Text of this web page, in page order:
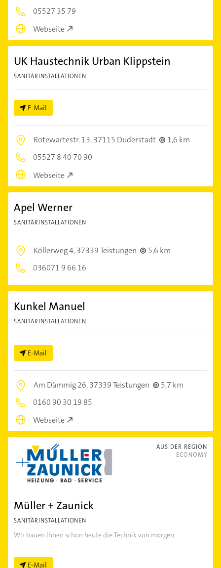
05527 35 79
Webseite
UK Haustechnik Urban Klippstein
SANITÄRINSTALLATIONEN
E-Mail
Rotewartestr. 13,37115 Duderstadt
1,6 km
05527 8 40 70 90
Webseite
Apel Werner
SANITÄRINSTALLATIONEN
Köllerweg 4,37339 Teistungen
5,6 km
036071 9 66 16
Kunkel Manuel
SANITÄRINSTALLATIONEN
E-Mail
Am Dämmig 26,37339 Teistungen
5,7 km
0160 90 30 19 85
Webseite
AUS DER REGION
ECONOMY
Müller + Zaunick
SANITÄRINSTALLATIONEN
Wir bauen Ihnen schon heute die Technik von morgen
E-Mail